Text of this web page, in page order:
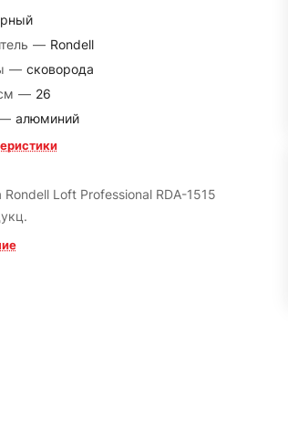
— Rondell
— сковорода
— 26
алюминий
Loft Professional RDA-1515